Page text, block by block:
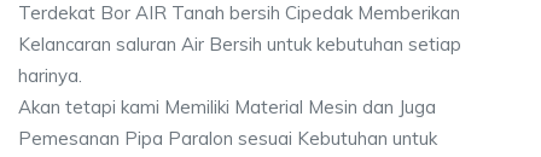
Terdekat Bor AIR Tanah bersih Cipedak Memberikan
Kelancaran saluran Air Bersih untuk kebutuhan setiap
harinya.
Akan tetapi kami Memiliki Material Mesin dan Juga
Pemesanan Pipa Paralon sesuai Kebutuhan untuk